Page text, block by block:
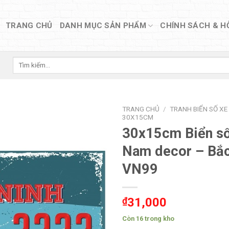
TRANG CHỦ DANH MỤC SẢN PHẨM CHÍNH SÁCH &
Tìm
TRANG CHỦ / TRANH BIỂN SỐ
30X15CM
30x15cm Biển
Nam decor –
VN99
₫31,000
Còn 16 trong kho